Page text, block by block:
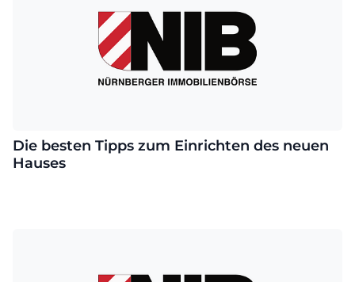
Die besten Tipps zum Einrichten des neuen
Hauses